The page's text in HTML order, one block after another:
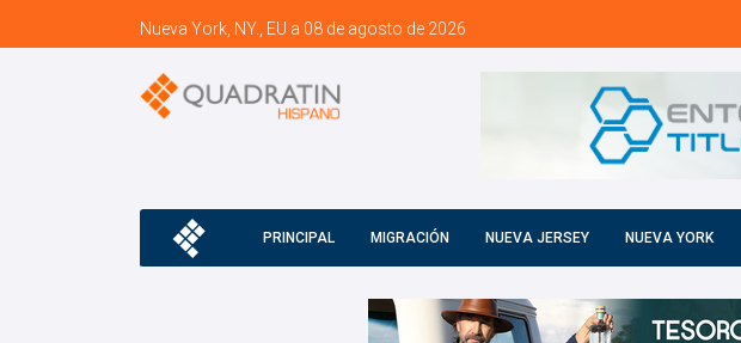
Nueva York, NY., EU a 08 de agosto de 2026
PRINCIPAL MIGRACIÓN NUEVA JERSEY NUEVA YORK